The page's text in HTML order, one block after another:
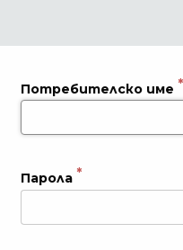
Потребителско име
Парола